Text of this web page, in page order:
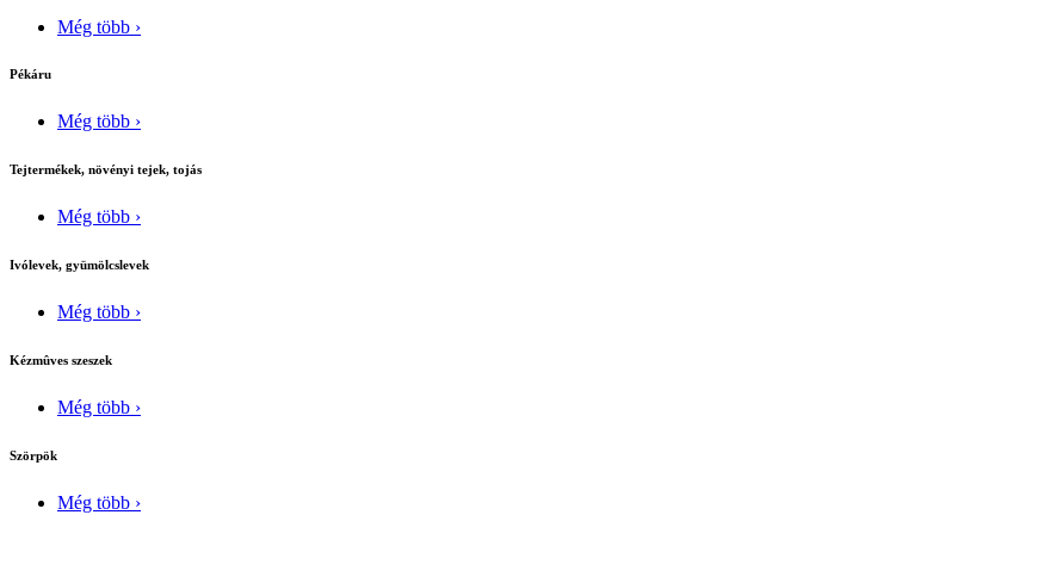
Még több ›
Pékáru
Még több ›
Tejtermékek, növényi tejek, tojás
Még több ›
Ivólevek, gyümölcslevek
Még több ›
Kézmûves szeszek
Még több ›
Szörpök
Még több ›